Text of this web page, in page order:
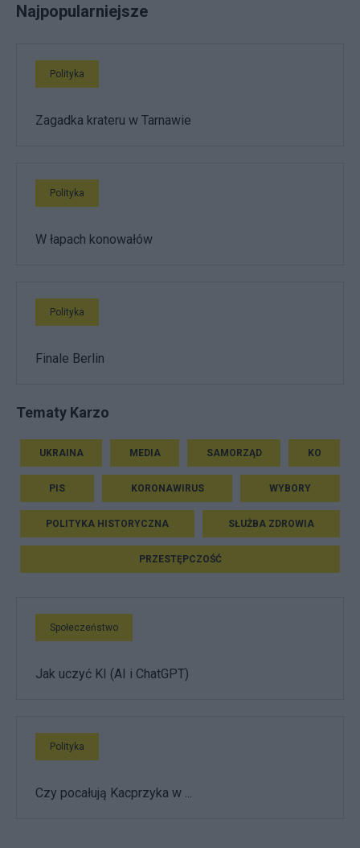
Najpopularniejsze
Polityka
Zagadka krateru w Tarnawie
Polityka
W łapach konowałów
Polityka
Finale Berlin
Tematy Karzo
UKRAINA MEDIA SAMORZĄD KO
PIS KORONAWIRUS WYBORY
POLITYKA HISTORYCZNA SŁUŻBA ZDROWIA
PRZESTĘPCZOŚĆ
Społeczeństwo
Jak uczyć KI (AI i ChatGPT)
Polityka
Czy pocałują Kacprzyka w ...